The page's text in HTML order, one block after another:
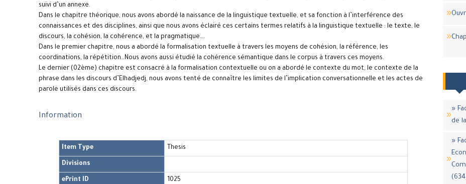
suivi d’un annexe.
Dans le chapitre théorique, nous avons abordé la naissance de la linguistique textuelle, et sa fonction à l’interférence des
connaissances et des disciplines, ainsi que nous avons éclairé ces certains termes relatifs à la linguistique textuelle : le texte, le
discours, la cohésion, la cohérence, et la pragmatique….
Dans le premier chapitre, nous a abordé la formalisation textuelle à travers les moyens de cohésion, la référence, les
coordinations, la répétition…Nous avons aussi étudié la cohérence sémantique dans le corpus à travers ces moyens.
Le dernier (02ème) chapitre est consacré à la formalisation contextuelle ou on a abordé le contexte du mot, le contexte de la
phrase dans les discours d’Elhadjedj, nous avons tenté de connaître les limites de l’implication conversationnelle et les actes de
parole utilisés dans ces discours.
Information
Item Type Thesis
Divisions
ePrint ID 1025
»
de
»